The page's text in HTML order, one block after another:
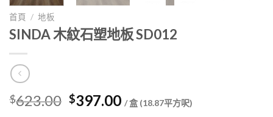
首頁 / 地板
SINDA 木紋石塑地板 SD012
$623.00 Original
$397.00Current
/ 盒 (18.87平方呎)